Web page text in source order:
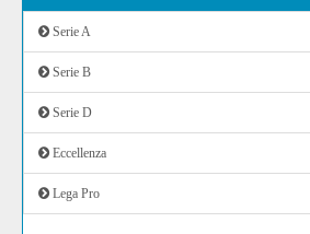
Serie A
Serie B
Serie D
Eccellenza
Lega Pro